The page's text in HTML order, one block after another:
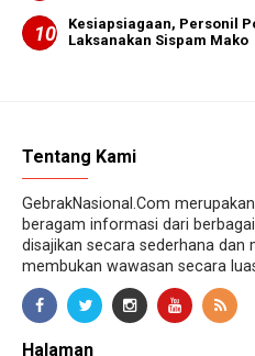
Kesiapsiagaan, Personil
Laksanakan Sispam Mako
Tentang Kami
GebrakNasional.Com
beragam informasi dari
disajikan secara sederhana dan
membukan wawasan secara
Halaman